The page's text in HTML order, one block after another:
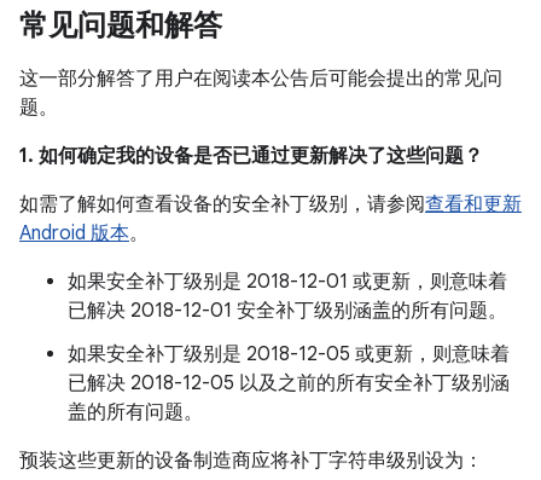
常见问题和解答
这一部分解答了用户在阅读本公告后可能会提出的常见问
题。
1. 如何确定我的设备是否已通过更新解决了这些问题？
如需了解如何查看设备的安全补丁级别，请参阅查看和更新
Android 版本。
如果安全补丁级别是 2018-12-01 或更新，则意味着
已解决 2018-12-01 安全补丁级别涵盖的所有问题。
如果安全补丁级别是 2018-12-05 或更新，则意味着
已解决 2018-12-05 以及之前的所有安全补丁级别涵
盖的所有问题。
预装这些更新的设备制造商应将补丁字符串级别设为：